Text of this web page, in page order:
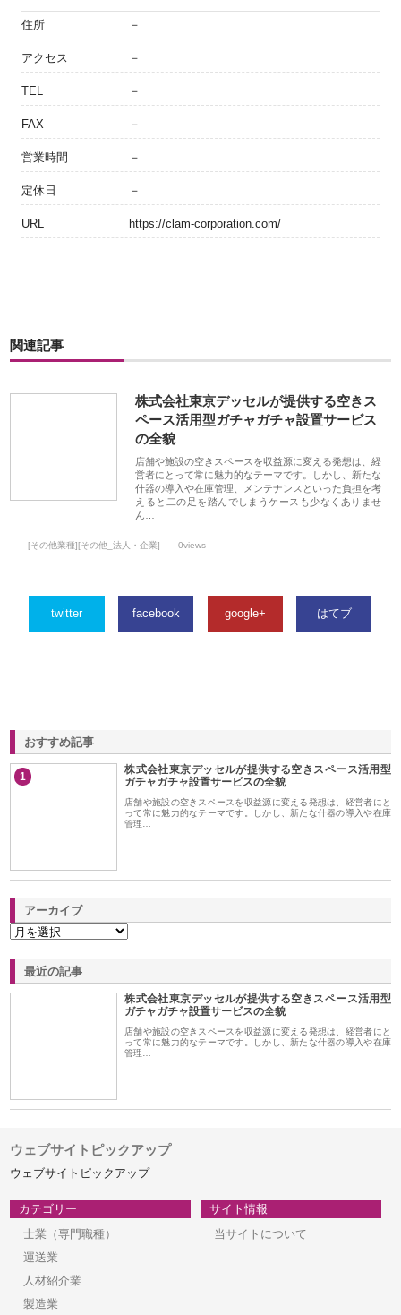
住所 －
アクセス －
TEL －
FAX －
営業時間 －
定休日 －
URL https://clam-corporation.com/
関連記事
株式会社東京デッセルが提供する空きス
ペース活用型ガチャガチャ設置サービス
の全貌
店舗や施設の空きスペースを収益源に変える発想は、経
営者にとって常に魅力的なテーマです。しかし、新たな
什器の導入や在庫管理、メンテナンスといった負担を考
えると二の足を踏んでしまうケースも少なくありませ
ん…
[その他業種][その他_法人・企業] 0views
twitter facebook google+ はてブ
おすすめ記事
1
株式会社東京デッセルが提供する空きスペース活用型
ガチャガチャ設置サービスの全貌
店舗や施設の空きスペースを収益源に変える発想は、経営者にと
って常に魅力的なテーマです。しかし、新たな什器の導入や在庫
管理…
アーカイブ
最近の記事
株式会社東京デッセルが提供する空きスペース活用型
ガチャガチャ設置サービスの全貌
店舗や施設の空きスペースを収益源に変える発想は、経営者にと
って常に魅力的なテーマです。しかし、新たな什器の導入や在庫
管理…
ウェブサイトピックアップ
ウェブサイトピックアップ
カテゴリー
士業（専門職種）
運送業
人材紹介業
製造業
サイト情報
当サイトについて